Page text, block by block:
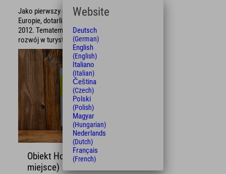
Jako pierwszy certyfikowany hotel pasywny w
Europie, dotarliśmy do finału ALPS Awards
2012. Tematem nagrody był „Zrównoważony
rozwój w turystyce alpejskiej”.
Obiekt Hotelowy Roku 2012 (2.
miejsce)
Website
Deutsch
(German)
English
(English)
Italiano
(Italian)
Čeština
(Czech)
Polski
(Polish)
Magyar
(Hungarian)
Nederlands
(Dutch)
Français
(French)